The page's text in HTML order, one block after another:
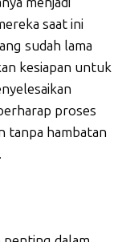
saat ini
sudah lama
kesiapan untuk
proses
tanpa hambatan